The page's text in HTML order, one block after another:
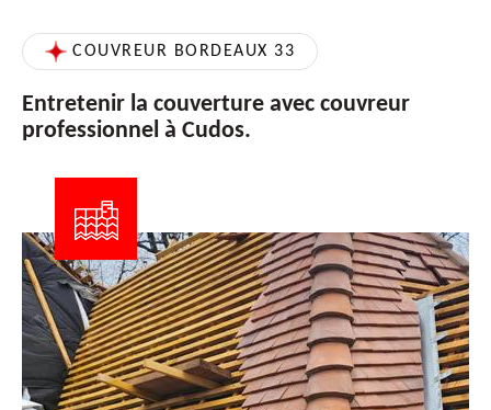
COUVREUR BORDEAUX 33
Entretenir la couverture avec couvreur
professionnel à Cudos.